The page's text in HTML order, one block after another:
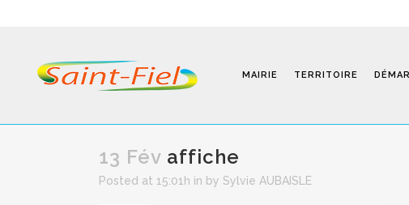
MAIRIE TERRITOIRE
13 Fév affiche
Posted at 15:01h in by Sylvie AUBAISLE